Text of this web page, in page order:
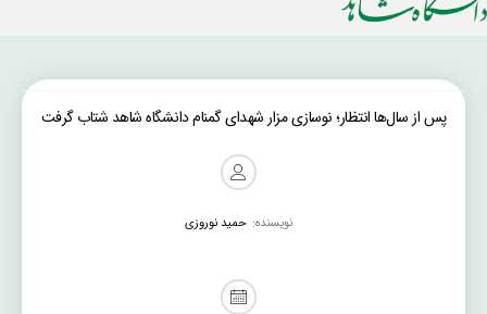
پس از سال‌ها انتظار؛ نوسازی مزار شهدای گمنام دانشگاه شاهد شتاب گرفت
نویسنده: حمید نوروزی